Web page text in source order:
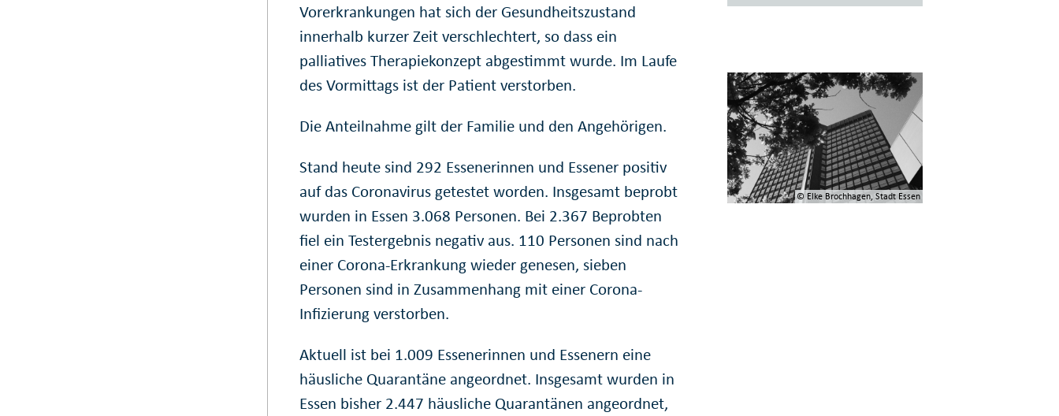
Vorerkrankungen hat sich der Gesundheitszustand
innerhalb kurzer Zeit verschlechtert, so dass ein
palliatives Therapiekonzept abgestimmt wurde. Im Laufe
des Vormittags ist der Patient verstorben.
Die Anteilnahme gilt der Familie und den Angehörigen.
Stand heute sind 292 Essenerinnen und Essener positiv
auf das Coronavirus getestet worden. Insgesamt beprobt
wurden in Essen 3.068 Personen. Bei 2.367 Beprobten
fiel ein Testergebnis negativ aus. 110 Personen sind nach
einer Corona-Erkrankung wieder genesen, sieben
Personen sind in Zusammenhang mit einer Corona-
Infizierung verstorben.
Aktuell ist bei 1.009 Essenerinnen und Essenern eine
häusliche Quarantäne angeordnet. Insgesamt wurden in
Essen bisher 2.447 häusliche Quarantänen angeordnet,
© Elke Brochhagen, Stadt Essen